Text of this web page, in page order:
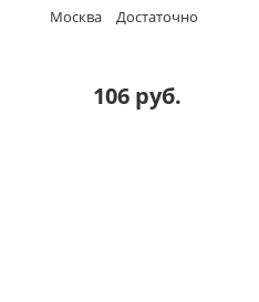
Москва
Достаточно
106 руб.